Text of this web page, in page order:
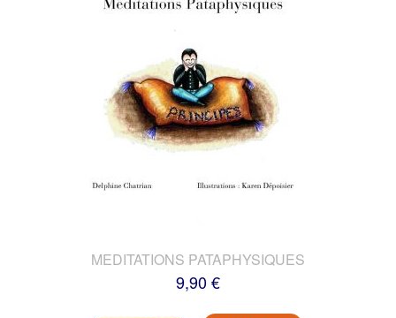
MEDITATIONS PATAPHYSIQUES
9,90 €